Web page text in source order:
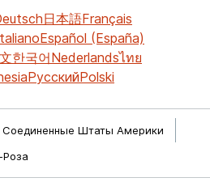
日本語Français
Español (España)
한국어Nederlandsไทย
РусскийPolski
Соединенные Штаты Америки